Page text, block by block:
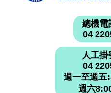
總機電
04
人工掛
04
週一至週五
週六